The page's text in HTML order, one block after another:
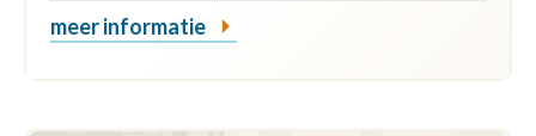
meer informatie